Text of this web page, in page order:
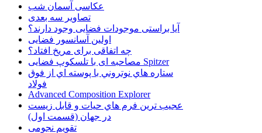
عکاسی آسمان شب
تصاویر سه بعدی
آیا براستی موجودات فضایی وجود دارند؟
اولین آسانسور فضایی
چه اتفاقی برای مریخ افتاد؟
مصاحبه ای با تلسکوپ فضایی Spitzer
ستاره هاي نوتروني با پوسته اي از فوق
فولاد
Advanced Composition Explorer
عجیب ترین فرم هاي حيات و قابل زيست
در جهان (قسمت اول)
تقویم نجومی